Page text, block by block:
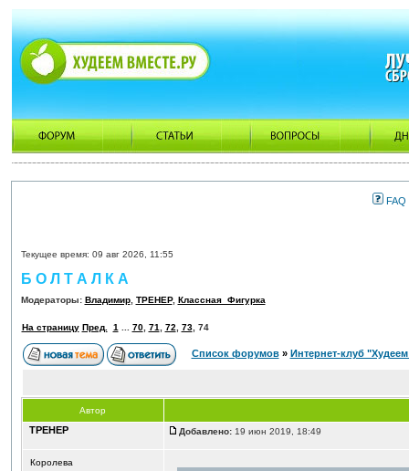
FAQ
Текущее время: 09 авг 2026, 11:55
Б О Л Т А Л К А
Модераторы: Владимир, ТРЕНЕР, Классная_Фигурка
На страницу Пред. 1 70, 71 72 73, 74
Список форумов» Интернет-клуб
Автор
ТРЕНЕР Добавлено:19 июн 2019, 18:49
Королева